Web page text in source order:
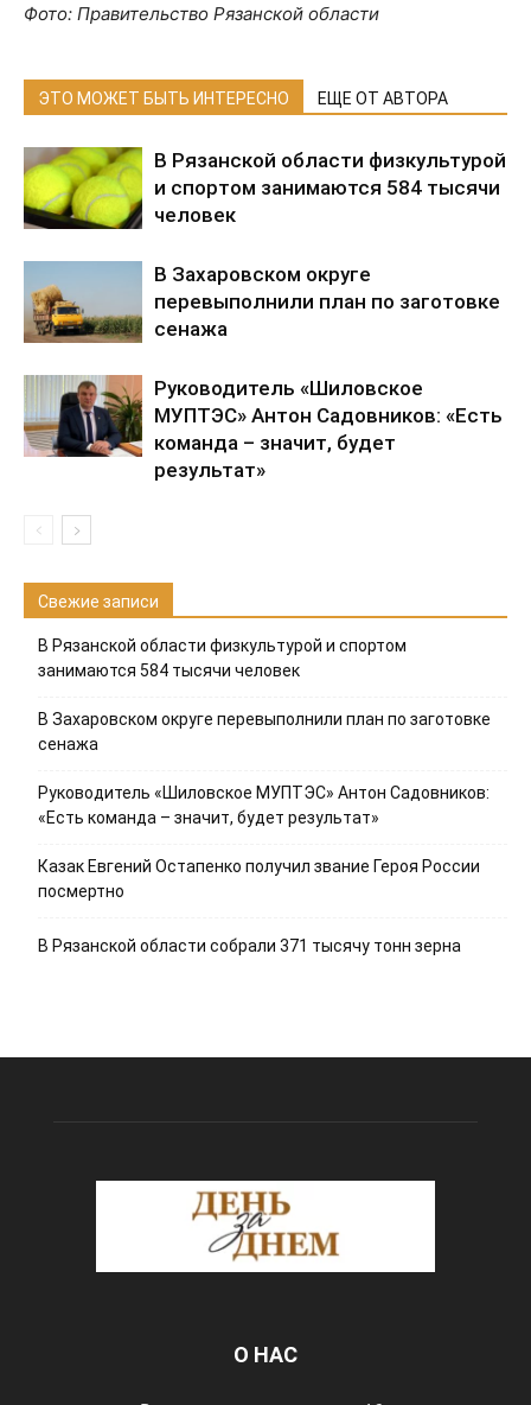
Фото: Правительство Рязанской области
ЭТО МОЖЕТ БЫТЬ ИНТЕРЕСНО ЕЩЕ ОТ АВТОРА
В Рязанской области физкультурой
и спортом занимаются 584 тысячи
человек
В Захаровском округе
перевыполнили план по заготовке
сенажа
Руководитель «Шиловское
МУПТЭС» Антон Садовников: «Есть
команда – значит, будет
результат»
Свежие записи
В Рязанской области физкультурой и спортом
занимаются 584 тысячи человек
В Захаровском округе перевыполнили план по заготовке
сенажа
Руководитель «Шиловское МУПТЭС» Антон Садовников:
«Есть команда – значит, будет результат»
Казак Евгений Остапенко получил звание Героя России
посмертно
В Рязанской области собрали 371 тысячу тонн зерна
О НАС